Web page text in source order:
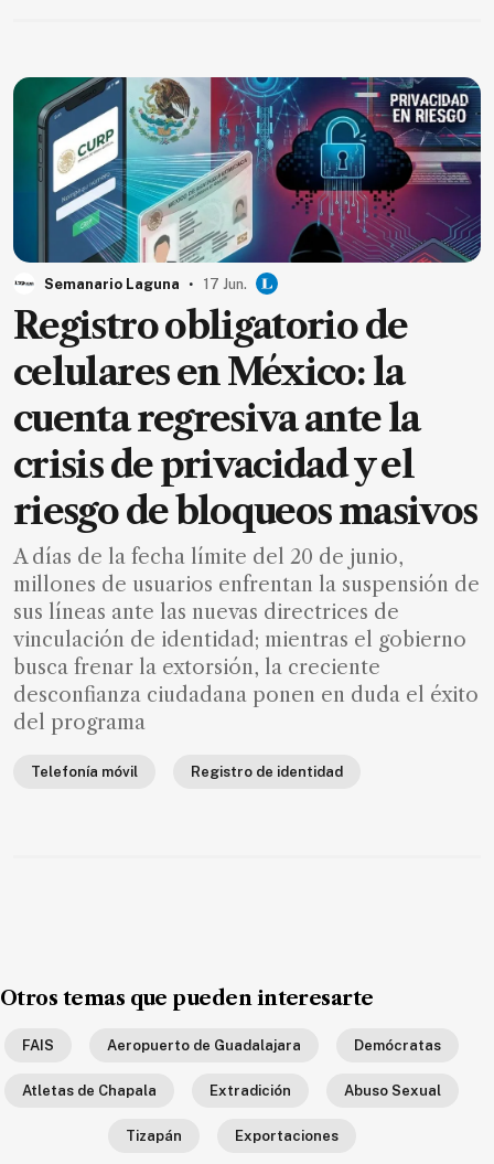
Deportes
Cultura
Turismo
Ecología
Movilidad
Seguridad
Educación
Salud
Política
Economía
Entretenimiento
Negocios
Estate
Gente
PARA
SUSCRIPTORES
Edición
Semanario Laguna . 17 Jun.
Registro obligatorio de
celulares en México: la
cuenta regresiva ante la
crisis de privacidad y el
riesgo de bloqueos masivos
A días de la fecha límite del 20 de junio,
millones de usuarios enfrentan la suspensión de
sus líneas ante las nuevas directrices de
vinculación de identidad; mientras el gobierno
busca frenar la extorsión, la creciente
desconfianza ciudadana ponen en duda el éxito
del programa
Telefonía móvil Registro de identidad
Otros temas que pueden interesarte
FAIS Aeropuerto de Guadalajara Demócratas
Atletas de Chapala Extradición Abuso Sexual
Tizapán Exportaciones